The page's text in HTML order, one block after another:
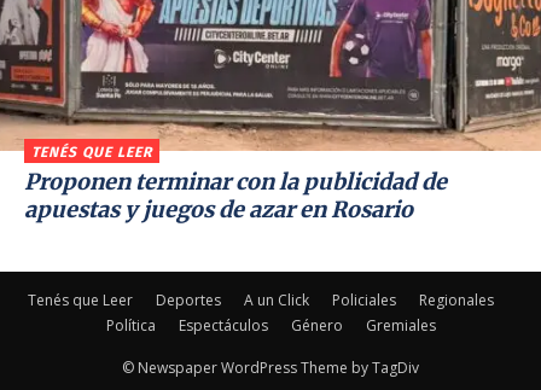
TENÉS QUE LEER
Proponen terminar con la publicidad de
apuestas y juegos de azar en Rosario
Tenés que Leer Deportes A un Click Policiales
Regionales
Política
Espectáculos Género Gremiales
© Newspaper WordPress Theme by TagDiv